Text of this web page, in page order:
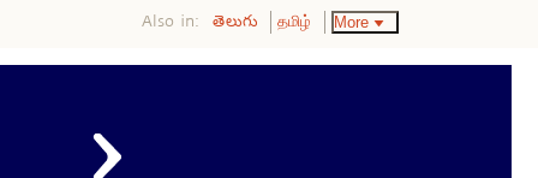
Also in: తెలుగు தமிழ் More